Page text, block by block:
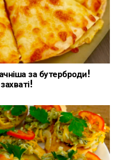
за бутерброди!